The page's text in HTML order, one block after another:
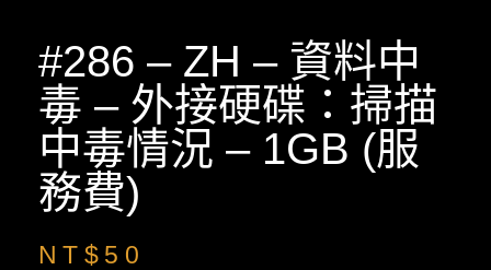
#286 – ZH – 資料中
毒 – 外接硬碟：掃描
中毒情況 – 1GB (服
務費)
NT$ 50